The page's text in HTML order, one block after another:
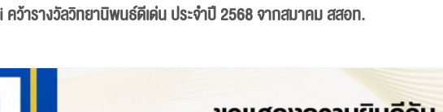
ารางวัลวิทยานิพนธ์ดีเด่น ประจำปี 2568 จากสมาคม สสอท.